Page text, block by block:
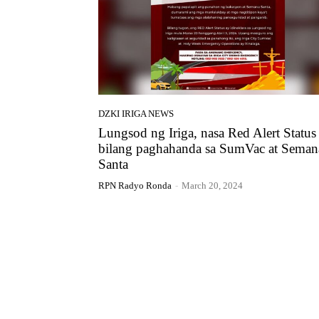
DZKI IRIGA NEWS
Lungsod ng Iriga, nasa Red Alert Status
bilang paghahanda sa SumVac at
Santa
RPN Radyo Ronda - March 20, 2024